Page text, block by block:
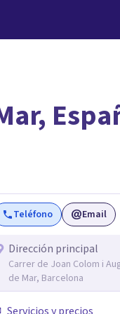
Teléfono Email
Dirección principal
Carrer de Joan Colom i
de Mar, Barcelona